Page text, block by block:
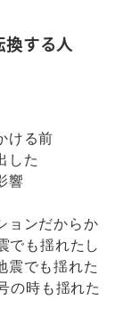
換する人
ける前
した
響
ョンだからか
でも揺れたし
震でも揺れた
の時も揺れた